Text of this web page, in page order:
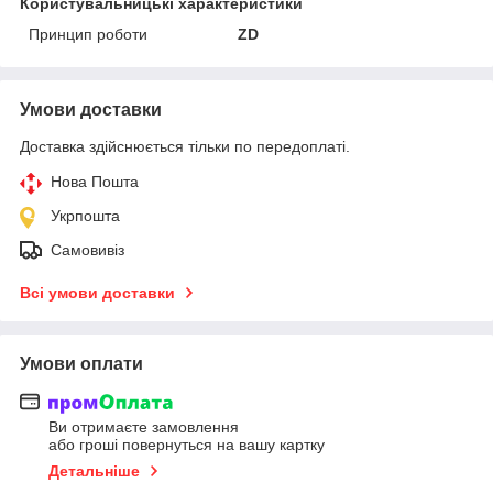
Принцип роботи
ZD
Умови доставки
Доставка здійснюється тільки по передоплаті.
Нова Пошта
Укрпошта
Самовивіз
Всі умови доставки
Умови оплати
Ви отримаєте замовлення
або гроші повернуться на вашу картку
Детальніше